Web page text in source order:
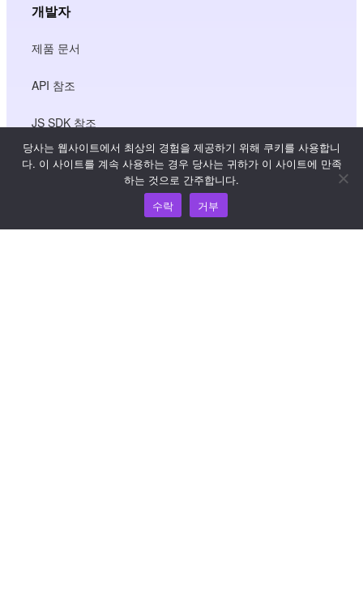
개발자
제품 문서
API 참조
JS SDK 참조
당사는 웹사이트에서 최상의 경험을 제공하기 위해 쿠키를 사용합니
다. 이 사이트를 계속 사용하는 경우 당사는 귀하가 이 사이트에 만족
하는 것으로 간주합니다.
수락
거부